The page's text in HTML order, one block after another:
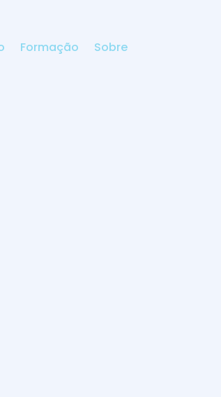
Formação Sobre